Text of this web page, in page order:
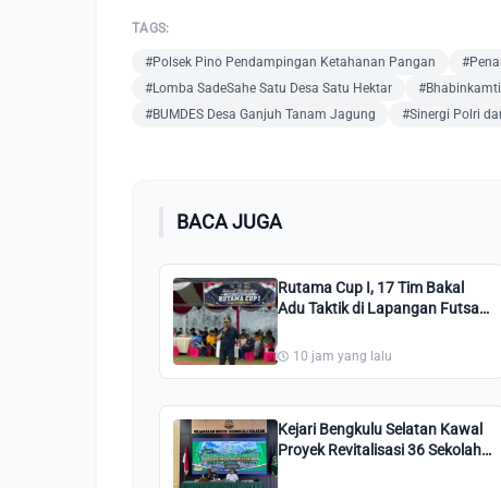
TAGS:
#Polsek Pino Pendampingan Ketahanan Pangan
#Lomba SadeSahe Satu Desa Satu Hektar
#BUMDES Desa Ganjuh Tanam Jagung
#Sinergi Polri
BACA JUGA
Rutama Cup I, 17 Tim Bakal
Adu Taktik di Lapangan Futsal
10 jam yang lalu
Kejari Bengkulu Selatan Kawal
Proyek Revitalisasi 36 Sekolah